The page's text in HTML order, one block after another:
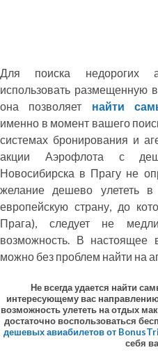
Для поиска недорогих
использовать
она позволяет найти
именно в момент вашего
системах бронирования и
акции Аэрофлота с
Новосибирска в Прагу не
желание дешево улететь
европейскую страну, до
Прага), следует не
возможность. В
можно без проблем найти на
Не всегда удается найти
интересующему вас
возможность улететь на отдых
достаточно воспользоваться
дешевых авиабилетов от
себя